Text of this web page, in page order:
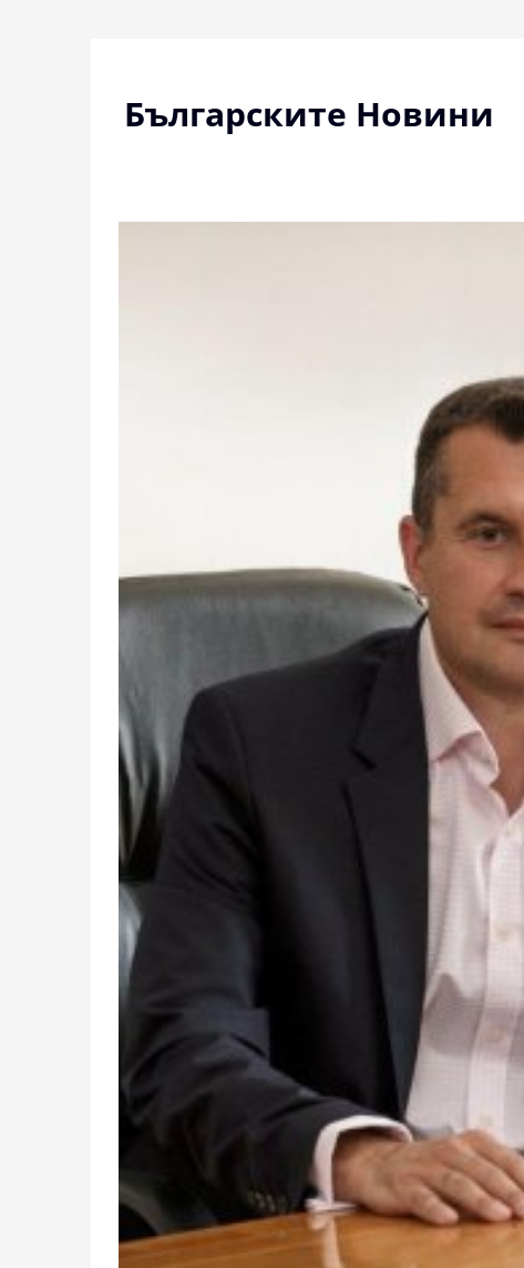
Българските Новини